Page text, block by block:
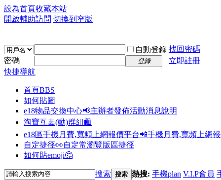
設為首頁收藏本站
開啟輔助訪問 切換到窄版
自動登錄 找回密碼
密碼
登錄
立即註冊
快捷導航
首頁BBS
如何貼圖
e18物品交換中心📢主辦者發佈活動消息說明
淘寶互毒(動)群組🛍️
e18區手機月費,寬頻上網報價平台📲手機月費,寬頻上網
自定捷徑👀自定常瀏覽版區捷徑
如何貼emoji🤔
搜索 搜索 熱搜: 手機plan V.I.P會員